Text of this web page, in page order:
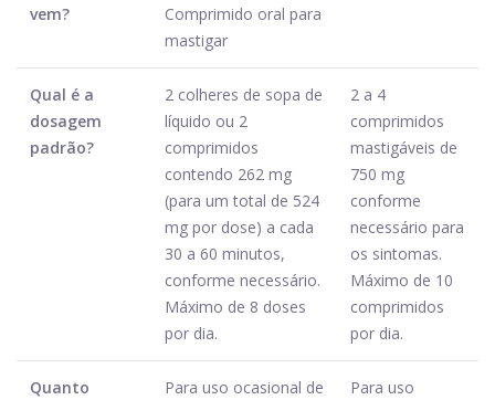
vem?
Comprimido oral para
mastigar
Qual é a
dosagem
padrão?
2 colheres de sopa de
líquido ou 2
comprimidos
contendo 262 mg
(para um total de 524
mg por dose) a cada
30 a 60 minutos,
conforme necessário.
Máximo de 8 doses
por dia.
2 a 4
comprimidos
mastigáveis ​​de
750 mg
conforme
necessário para
os sintomas.
Máximo de 10
comprimidos
por dia.
Quanto
Para uso ocasional de
Para uso